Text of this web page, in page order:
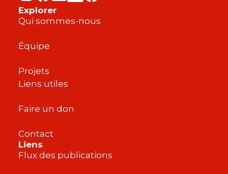
Explorer
Qui sommes-nous
Équipe
Projets
Liens utiles
Faire un don
Contact
Liens
Flux des publications